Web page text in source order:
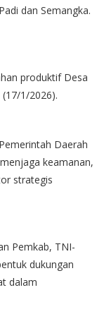
dan Semangka.
produktif Desa
1/2026).
Daerah
keamanan,
strategis
Pemkab, TNI-
dukungan
dalam